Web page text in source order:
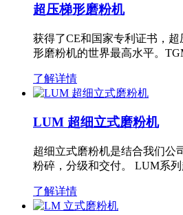
超压梯形磨粉机
获得了CE和国家专利证书，
形磨粉机的世界最高水平。
了解详情
LUM 超细立式磨粉机
超细立式磨粉机是结合我们公
粉碎，分级和交付。 LUM系
了解详情